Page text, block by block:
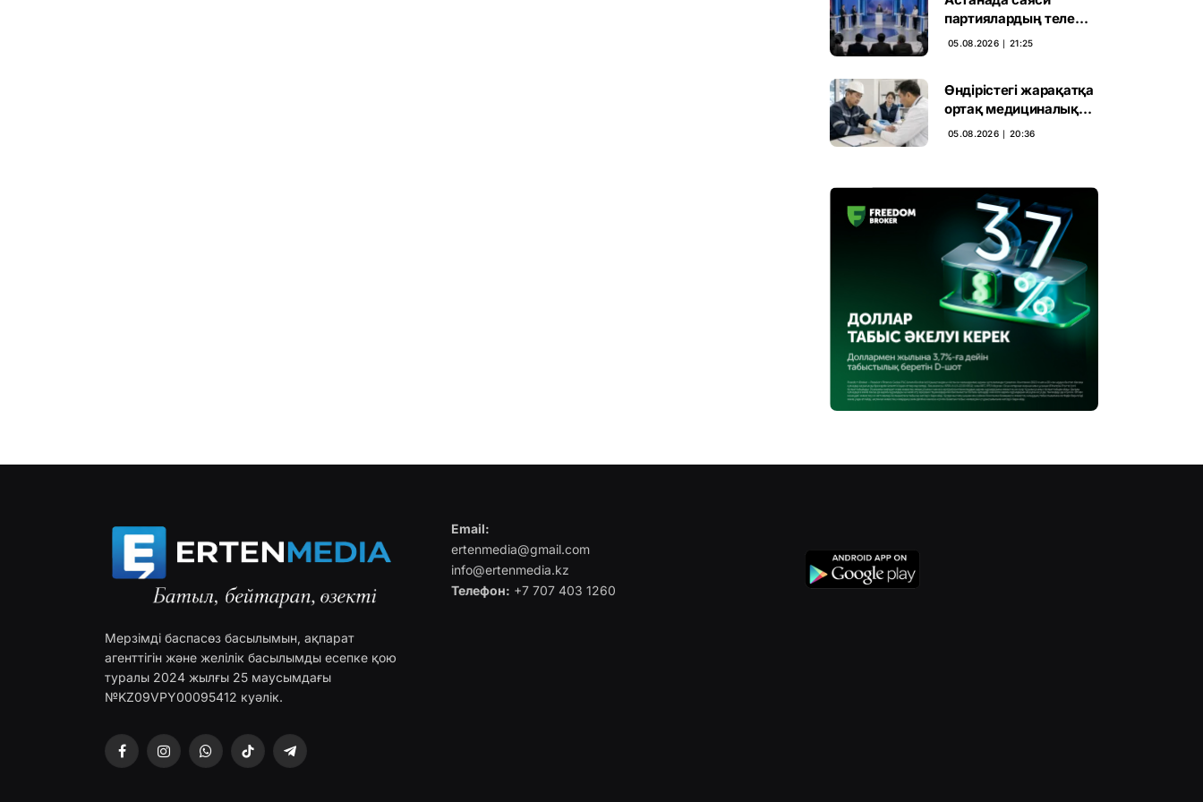
партиялардың теле
дебаты басталды
05.08.2026 ∣ 21:25
Өндірістегі жарақатқа
ортақ медициналық
талап енгізілмек
05.08.2026 ∣ 20:36
Мерзімді баспасөз басылымын, ақпарат
агенттігін және желілік басылымды есепке қою
туралы 2024 жылғы 25 маусымдағы
№KZ09VPY00095412 куәлік.
FacebookInstagramWhatsAppTikTok Telegram
Email:
ertenmedia@gmail.com
info@ertenmedia.kz
Телефон: +7 707 403 1260